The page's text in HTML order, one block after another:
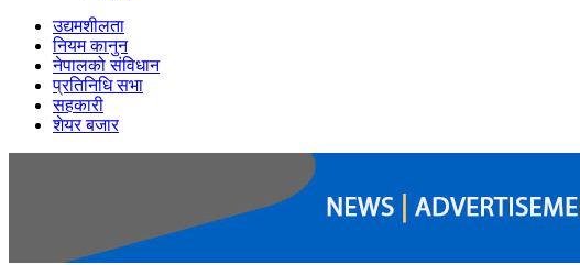
उद्यमशीलता
नियम कानुन
नेपालको संविधान
प्रतिनिधि सभा
सहकारी
शेयर बजार